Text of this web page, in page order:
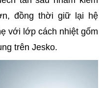
đồng thời giữ lại hệ
với lớp cách nhiệt gốm
trên Jesko.